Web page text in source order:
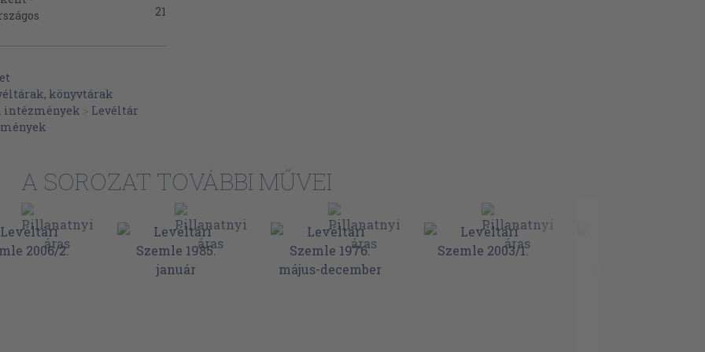
21
halott
51
I. József
56
könyvtárak
intézmények > Levéltár
A SOROZAT TOVÁBBI MŰVEI